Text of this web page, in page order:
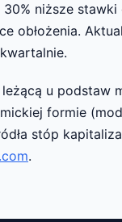
niższe
obłożenia.
leżącą u podstaw
formie
stóp
.